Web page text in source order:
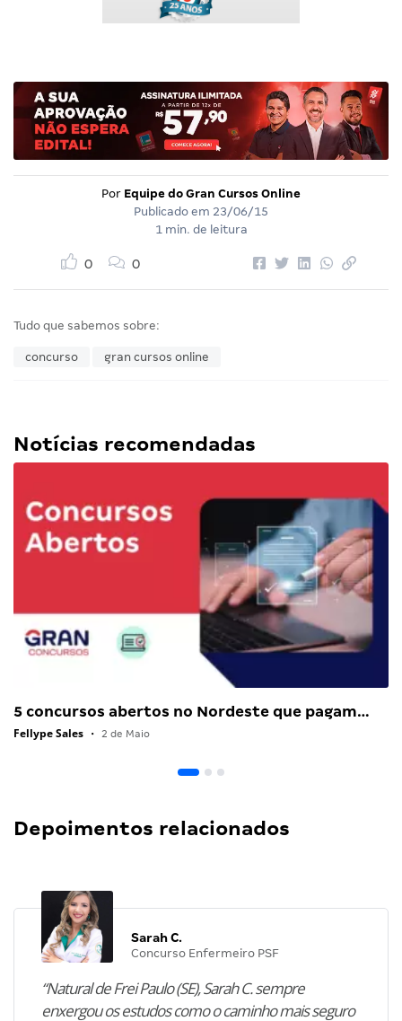
Por Equipe do Gran Cursos Online
Publicado em 23/06/15
1 min. de leitura
0 0
Tudo que sabemos sobre:
concurso gran cursos online
Notícias recomendadas
5 concursos abertos no Nordeste que pagam…
Fellype Sales • 2 de Maio
Depoimentos relacionados
Sarah C.
Concurso Enfermeiro PSF
“Natural de Frei Paulo (SE), Sarah C. sempre
enxergou os estudos como o caminho mais seguro